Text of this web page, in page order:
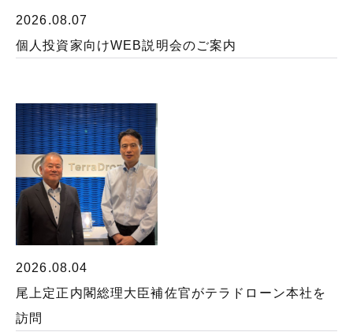
2026.08.07
個人投資家向けWEB説明会のご案内
2026.08.04
尾上定正内閣総理大臣補佐官がテラドローン本社を
訪問